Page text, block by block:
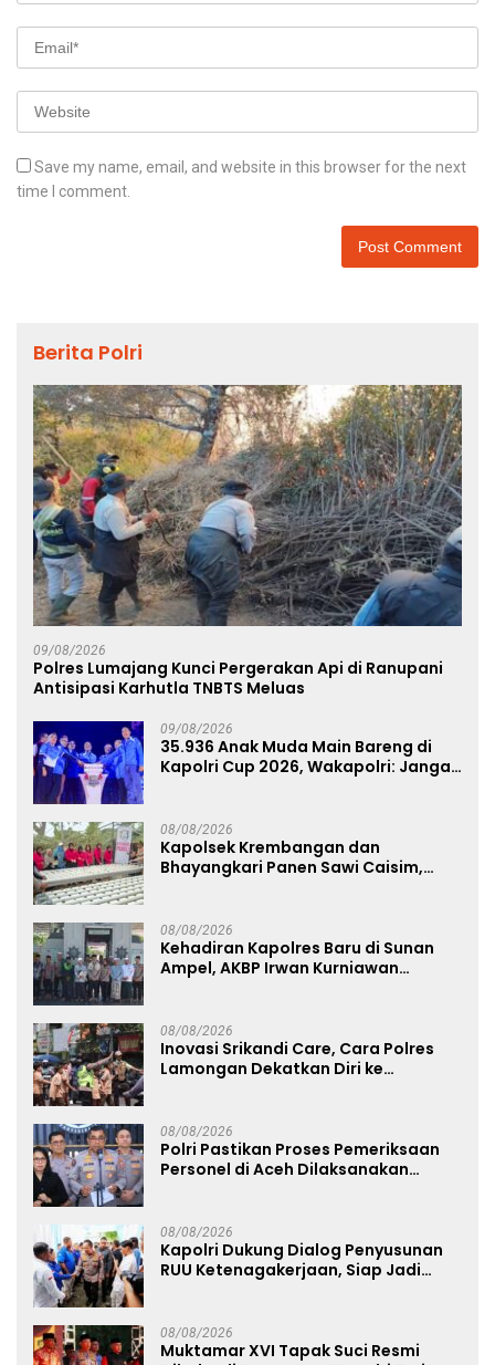
Save my name, email, and website in this browser for the next
time I comment.
Berita Polri
09/08/2026
Polres Lumajang Kunci Pergerakan Api di Ranupani
Antisipasi Karhutla TNBTS Meluas
09/08/2026
35.936 Anak Muda Main Bareng di
Kapolri Cup 2026, Wakapolri: Jangan
08/08/2026
Kapolsek Krembangan dan
Bhayangkari Panen Sawi Caisim,
08/08/2026
Kehadiran Kapolres Baru di Sunan
Ampel, AKBP Irwan Kurniawan
08/08/2026
Inovasi Srikandi Care, Cara Polres
Lamongan Dekatkan Diri ke
08/08/2026
Polri Pastikan Proses Pemeriksaan
Personel di Aceh Dilaksanakan
08/08/2026
Kapolri Dukung Dialog Penyusunan
RUU Ketenagakerjaan, Siap Jadi
08/08/2026
Muktamar XVI Tapak Suci Resmi